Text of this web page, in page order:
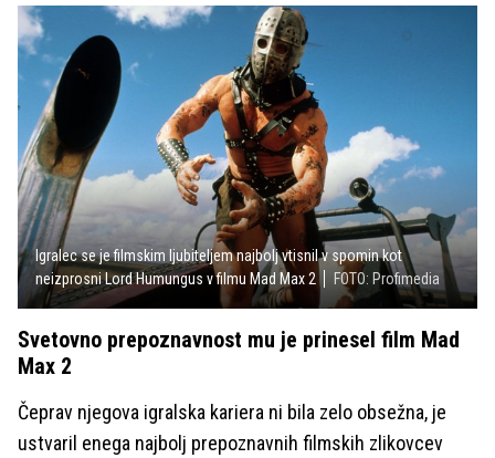
Igralec se je filmskim ljubiteljem najbolj vtisnil v spomin kot
neizprosni Lord Humungus v filmu Mad Max 2
FOTO: Profimedia
Svetovno prepoznavnost mu je prinesel film Mad
Max 2
Čeprav njegova igralska kariera ni bila zelo obsežna, je
ustvaril enega najbolj prepoznavnih filmskih zlikovcev